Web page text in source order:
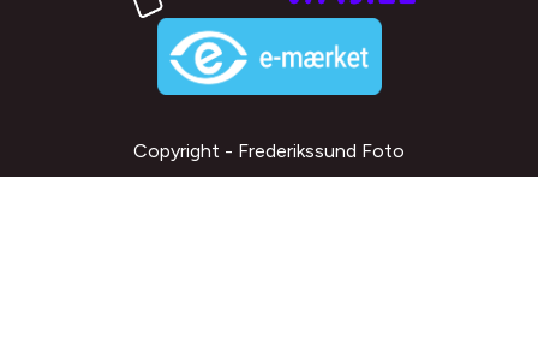
Copyright - Frederikssund Foto